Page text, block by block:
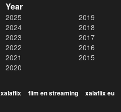
Year
2025
2024
2023
2022
2021
2020
2019
2018
2017
2016
2015
xalaflix flim en streaming xalaflix eu